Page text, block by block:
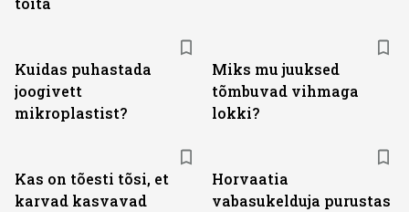
Kuidas puhastada
joogivett
mikroplastist?
Miks mu juuksed
tõmbuvad vihmaga
lokki?
Kas on tõesti tõsi, et
karvad kasvavad
Horvaatia
vabasukelduja purustas